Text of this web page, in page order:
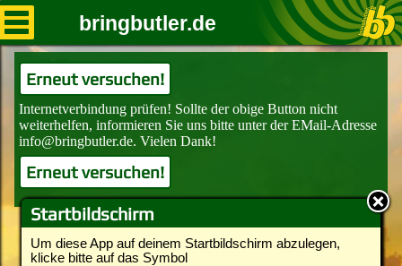
Startbildschirm
Um diese App auf deinem Startbildschirm abzulegen,
klicke bitte auf das Symbol
bringbutler.de
Erneut versuchen!
Erneut versuchen!